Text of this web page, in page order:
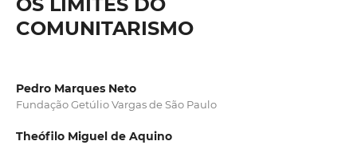
COMUNITARISMO
Pedro Marques Neto
Fundação Getúlio Vargas de São Paulo
Theófilo Miguel de Aquino